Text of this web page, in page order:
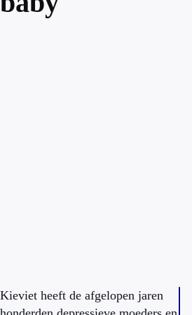
Kieviet heeft de afgelopen jaren